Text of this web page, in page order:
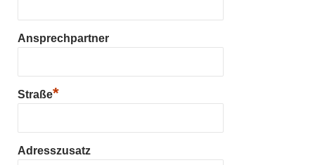
Ansprechpartner
Straße*
Adresszusatz